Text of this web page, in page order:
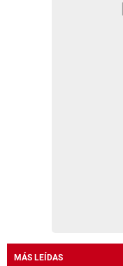
MÁS LEÍDAS